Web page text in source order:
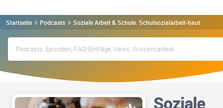
Startseite Podcasts Soziale Arbeit & Schule. Schulsozialarbeit-hautnah
Soziale